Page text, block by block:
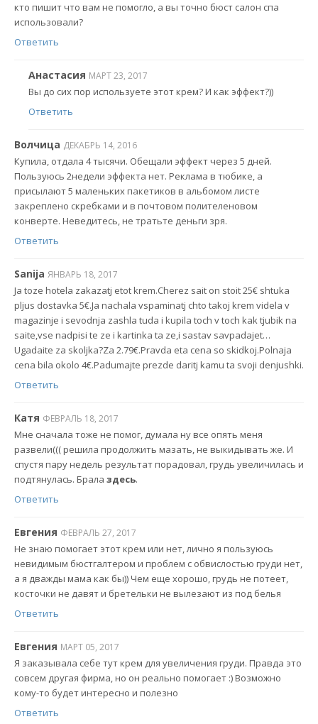
кто пишит что вам не помогло, а вы точно бюст салон спа
использовали?
Ответить
Анастасия МАРТ 23, 2017
Вы до сих пор используете этот крем? И как эффект?))
Ответить
Волчица ДЕКАБРЬ 14, 2016
Купила, отдала 4 тысячи. Обещали эффект через 5 дней.
Пользуюсь 2недели эффекта нет. Реклама в тюбике, а
присылают 5 маленьких пакетиков в альбомом листе
закреплено скребками и в почтовом полителеновом
конверте. Неведитесь, не тратьте деньги зря.
Ответить
Sanija ЯНВАРЬ 18, 2017
Ja toze hotela zakazatj etot krem.Cherez sait on stoit 25€ shtuka
pljus dostavka 5€.Ja nachala vspaminatj chto takoj krem videla v
magazinje i sevodnja zashla tuda i kupila toch v toch kak tjubik na
saite,vse nadpisi te ze i kartinka ta ze,i sastav savpadajet…
Ugadaite za skoljka?Za 2.79€.Pravda eta cena so skidkoj.Polnaja
cena bila okolo 4€.Padumajte prezde daritj kamu ta svoji denjushki.
Ответить
Катя ФЕВРАЛЬ 18, 2017
Мне сначала тоже не помог, думала ну все опять меня
развели((( решила продолжить мазать, не выкидывать же. И
спустя пару недель результат порадовал, грудь увеличилась и
подтянулась. Брала здесь.
Ответить
Евгения ФЕВРАЛЬ 27, 2017
Не знаю помогает этот крем или нет, лично я пользуюсь
невидимым бюстгалтером и проблем с обвислостью груди нет,
а я дважды мама как бы)) Чем еще хорошо, грудь не потеет,
косточки не давят и бретельки не вылезают из под белья
Ответить
Евгения МАРТ 05, 2017
Я заказывала себе тут крем для увеличения груди. Правда это
совсем другая фирма, но он реально помогает :) Возможно
кому-то будет интересно и полезно
Ответить